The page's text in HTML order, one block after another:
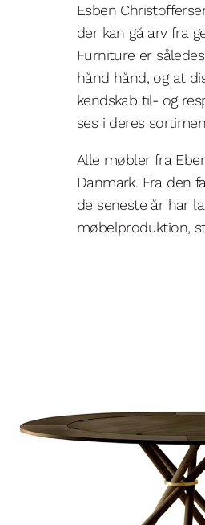
Esben
der kan gå arv fra
Furniture er
hånd hånd, og at
kendskab til- og
ses i deres
Alle møbler fra
Danmark. Fra den
de seneste år har
møbelproduktion,